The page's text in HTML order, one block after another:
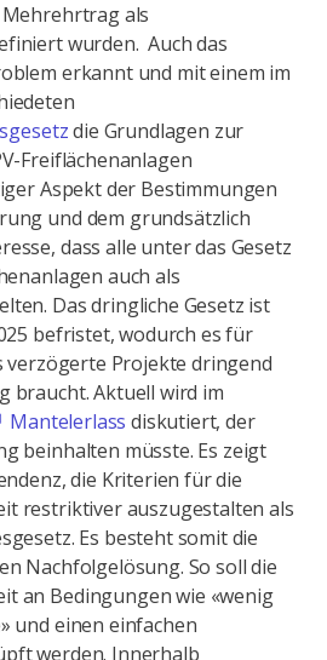
als
wurden. Auch das
erkannt und mit einem im
die Grundlagen zur
Freiflächenanlagen
Aspekt der Bestimmungen
und dem grundsätzlich
dass alle unter das Gesetz
auch als
Das dringliche Gesetz ist
befristet, wodurch es für
verzögerte Projekte dringend
braucht. Aktuell wird im
Mantelerlass diskutiert, der
beinhalten müsste. Es zeigt
die Kriterien für die
restriktiver auszugestalten als
Es besteht somit die
Nachfolgelösung. So soll die
an Bedingungen wie «wenig
und einen einfachen
werden. Innerhalb